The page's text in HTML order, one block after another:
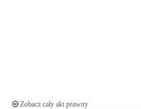
Zobacz cały akt prawny